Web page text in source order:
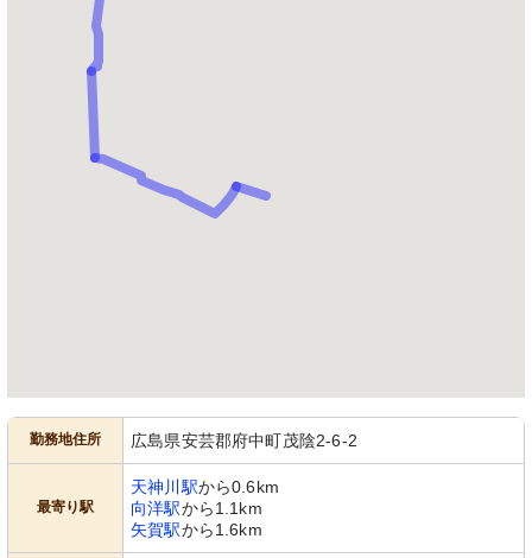
勤務地住所 広島県安芸郡府中町茂陰2-6-2
最寄り駅
天神川駅から0.6km
向洋駅から1.1km
矢賀駅から1.6km